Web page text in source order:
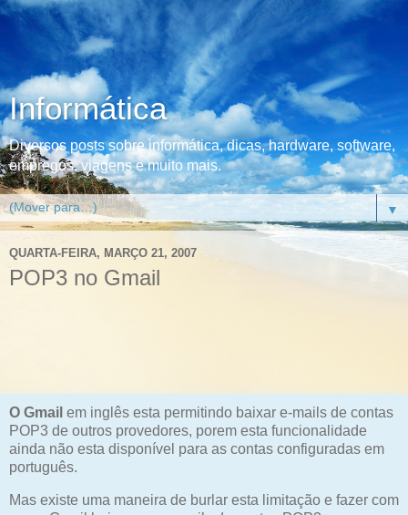
Informática
Diversos posts sobre informática, dicas, hardware, software,
empregos, viagens e muito mais.
▼
QUARTA-FEIRA, MARÇO 21, 2007
POP3 no Gmail
O Gmail em inglês esta permitindo baixar e-mails de contas
POP3 de outros provedores, porem esta funcionalidade
ainda não esta disponível para as contas configuradas em
português.
Mas existe uma maneira de burlar esta limitação e fazer com